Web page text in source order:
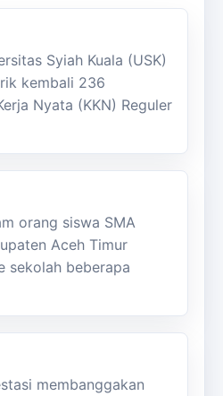
Syiah Kuala (USK)
kembali 236
Nyata (KKN) Reguler
Enam Siswa
Sepeda
orang siswa SMA
Aceh Timur
sekolah beberapa
SMK PPN Saree
2026
membanggakan